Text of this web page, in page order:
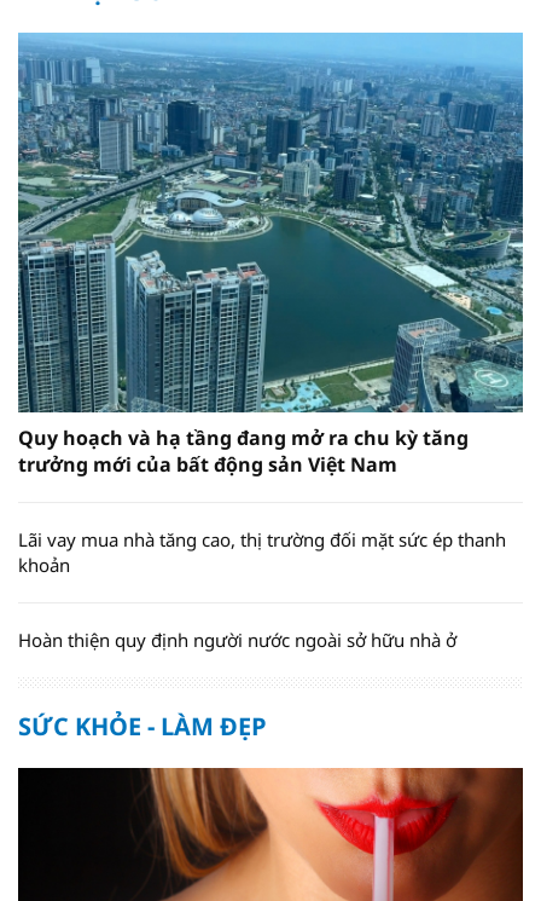
Quy hoạch và hạ tầng đang mở ra chu kỳ tăng
trưởng mới của bất động sản Việt Nam
Lãi vay mua nhà tăng cao, thị trường đối mặt sức ép thanh
khoản
Hoàn thiện quy định người nước ngoài sở hữu nhà ở
SỨC KHỎE - LÀM ĐẸP